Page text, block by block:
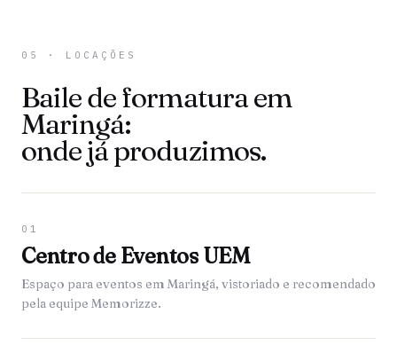
05 · LOCAÇÕES
Baile de formatura em
Maringá:
onde já produzimos.
01
Centro de Eventos UEM
Espaço para eventos em Maringá, vistoriado e recomendado
pela equipe Memorizze.